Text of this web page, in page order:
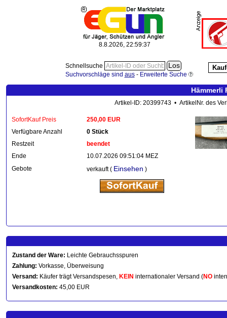
8.8.2026, 22:59:38
Schnellsuche
Suchvorschläge sind aus- Erweiterte Suche
Hämmerli
Artikel-ID: 20399743 • ArtikelNr. des
SofortKauf Preis
250,00 EUR
Verfügbare Anzahl
0 Stück
Restzeit
beendet
Ende
10.07.2026 09:51:04 MEZ
Gebote
verkauft ( Einsehen )
Zustand der Ware: Leichte Gebrauchsspuren
Zahlung: Vorkasse, Überweisung
Versand: Käufer trägt Versandspesen, KEIN internationaler Versand (NO
Versandkosten: 45,00 EUR